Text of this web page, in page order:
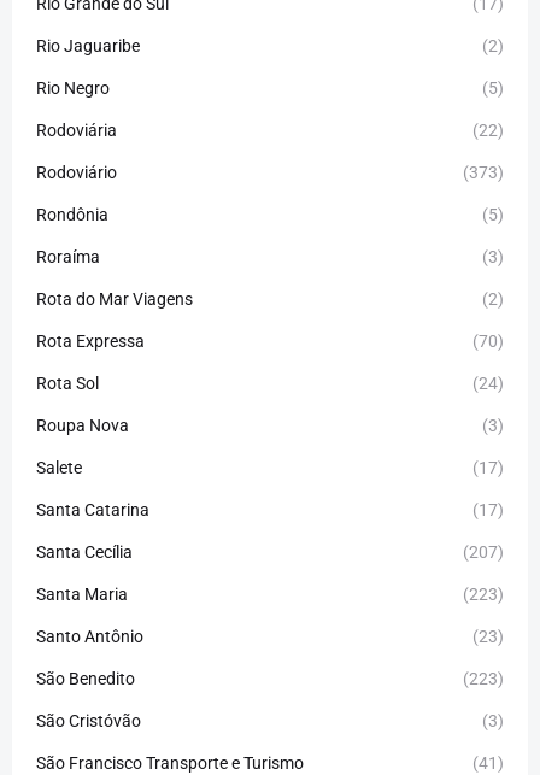
Rio Grande do Sul (17)
Rio Jaguaribe (2)
Rio Negro (5)
Rodoviária (22)
Rodoviário (373)
Rondônia (5)
Roraíma (3)
Rota do Mar Viagens (2)
Rota Expressa (70)
Rota Sol (24)
Roupa Nova (3)
Salete (17)
Santa Catarina (17)
Santa Cecília (207)
Santa Maria (223)
Santo Antônio (23)
São Benedito (223)
São Cristóvão (3)
São Francisco Transporte e Turismo (41)